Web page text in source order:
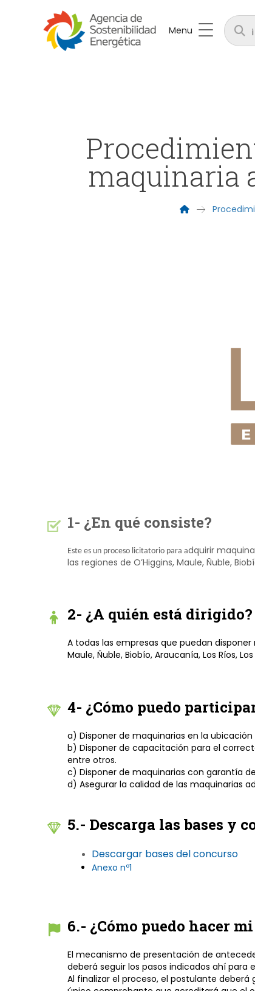
Menu
maquinaria
1- ¿En qué consiste?
Este es un proceso licitatorio para adquirir
las regiones de O’Higgins, Maule, Ñuble,
2- ¿A quién está dirigido?
A todas las empresas que puedan
Maule, Ñuble, Biobío, Araucanía, Los Ríos,
4- ¿Cómo puedo
a) Disponer de maquinarias en la ubicación
b) Disponer de capacitación para el
entre otros.
c) Disponer de maquinarias con garantía
d) Asegurar la calidad de las maquinarias
5.- Descarga las bases y
Descargar bases del concurso
Anexo nº1
6.- ¿Cómo puedo hacer
El mecanismo de presentación de
deberá seguir los pasos indicados ahí
Al finalizar el proceso, el postulante